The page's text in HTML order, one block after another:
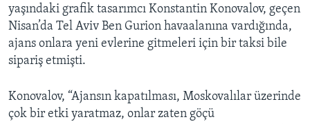
yaşındaki grafik tasarımcı Konstantin Konovalov, geçen
Nisan’da Tel Aviv Ben Gurion havaalanına vardığında,
ajans onlara yeni evlerine gitmeleri için bir taksi bile
sipariş etmişti.
Konovalov, “Ajansın kapatılması, Moskovalılar üzerinde
çok bir etki yaratmaz, onlar zaten göçü